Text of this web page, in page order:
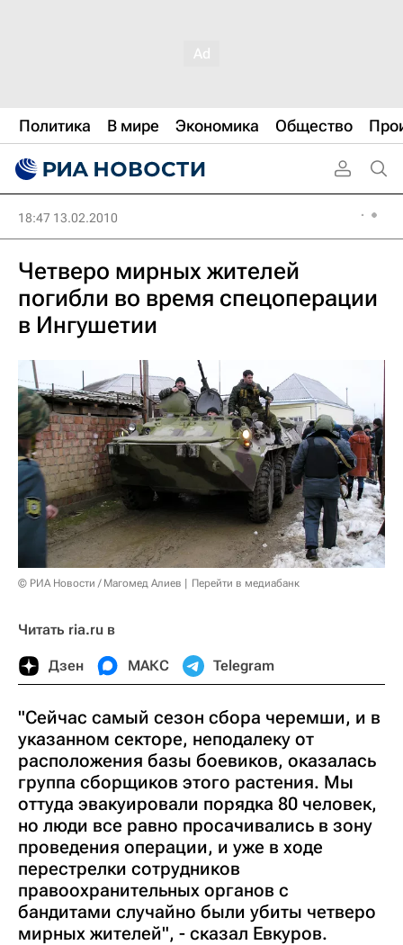
Политика В мире Экономика Общество
18:47 13.02.2010
Четверо мирных жителей
погибли во время спецоперации
в Ингушетии
© РИА Новости / Магомед Алиев Перейти в медиабанк
Читать ria.ru в
Дзен МАКС Telegram
"Сейчас самый сезон сбора черемши, и в
указанном секторе, неподалеку от
расположения базы боевиков, оказалась
группа сборщиков этого растения. Мы
оттуда эвакуировали порядка 80 человек,
но люди все равно просачивались в зону
проведения операции, и уже в ходе
перестрелки сотрудников
правоохранительных органов с
бандитами случайно были убиты четверо
мирных жителей", - сказал Евкуров.